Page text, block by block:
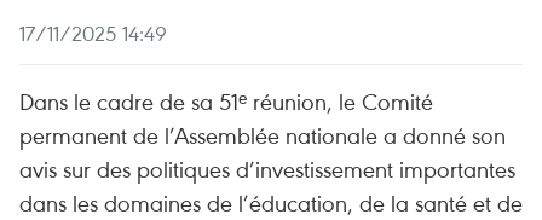
17/11/2025 14:49
Dans le cadre de sa 51ᵉ réunion, le Comité
permanent de l’Assemblée nationale a donné son
avis sur des politiques d’investissement importantes
dans les domaines de l’éducation, de la santé et de